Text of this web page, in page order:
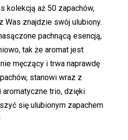
kolekcją aż 50 zapachów,
Was znajdzie swój ulubiony.
pachnącą esencją,
tak że aromat jest
męczący i trwa naprawdę
stanowi wraz z
aromatyczne trio, dzięki
się ulubionym zapachem